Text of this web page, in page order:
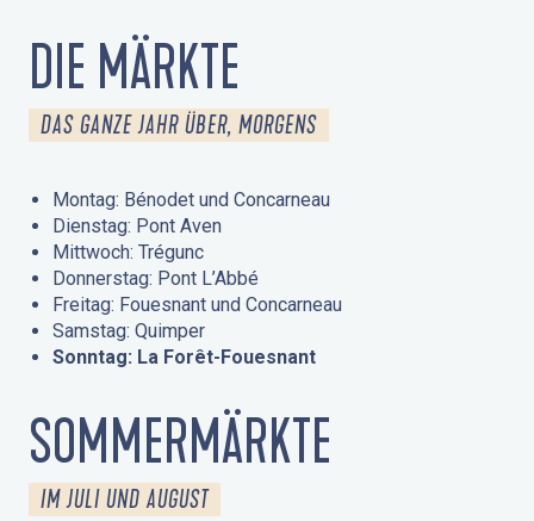
DIE MÄRKTE
DAS GANZE JAHR ÜBER, MORGENS
Montag: Bénodet und Concarneau
Dienstag: Pont Aven
Mittwoch: Trégunc
Donnerstag: Pont L’Abbé
Freitag: Fouesnant und Concarneau
Samstag: Quimper
Sonntag: La Forêt-Fouesnant
SOMMERMÄRKTE
IM JULI UND AUGUST